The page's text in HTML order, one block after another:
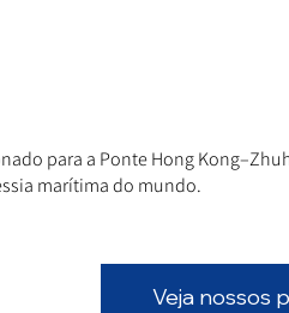
para a Ponte Hong
marítima do mundo.
Veja nossos